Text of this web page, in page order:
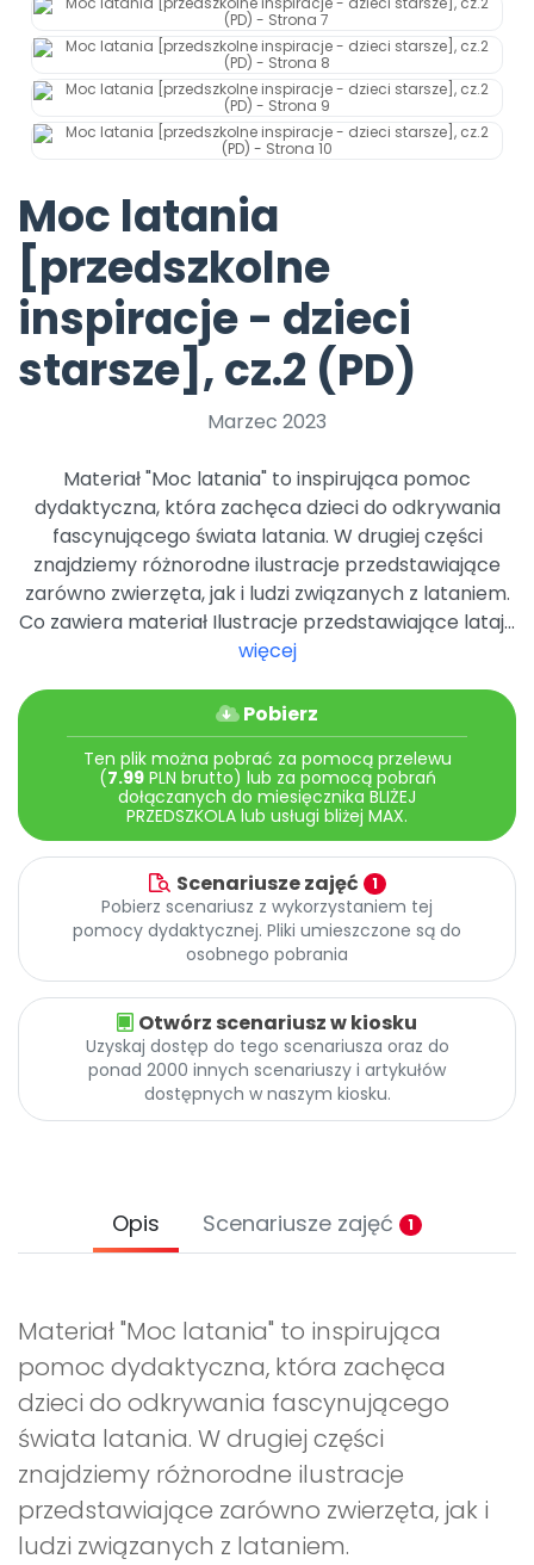
Pomoc
Promocje
Moc latania
[przedszkolne
inspiracje - dzieci
starsze], cz.2 (PD)
Marzec 2023
Materiał "Moc latania" to inspirująca pomoc
dydaktyczna, która zachęca dzieci do odkrywania
fascynującego świata latania. W drugiej części
znajdziemy różnorodne ilustracje przedstawiające
zarówno zwierzęta, jak i ludzi związanych z lataniem.
Co zawiera materiał Ilustracje przedstawiające lataj...
więcej
Pobierz
Ten plik można pobrać za pomocą przelewu
(7.99PLN brutto) lub za pomocą pobrań
dołączanych do miesięcznika BLIŻEJ
PRZEDSZKOLA lub usługi bliżej MAX.
Scenariusze zajęć 1
Pobierz scenariusz z wykorzystaniem tej
pomocy dydaktycznej. Pliki umieszczone są do
osobnego pobrania
Otwórz scenariusz w kiosku
Uzyskaj dostęp do tego scenariusza oraz do
ponad 2000 innych scenariuszy i artykułów
dostępnych w naszym kiosku.
Opis Scenariusze zajęć 1
Materiał "Moc latania" to inspirująca
pomoc dydaktyczna, która zachęca
dzieci do odkrywania fascynującego
świata latania. W drugiej części
znajdziemy różnorodne ilustracje
przedstawiające zarówno zwierzęta, jak i
ludzi związanych z lataniem.